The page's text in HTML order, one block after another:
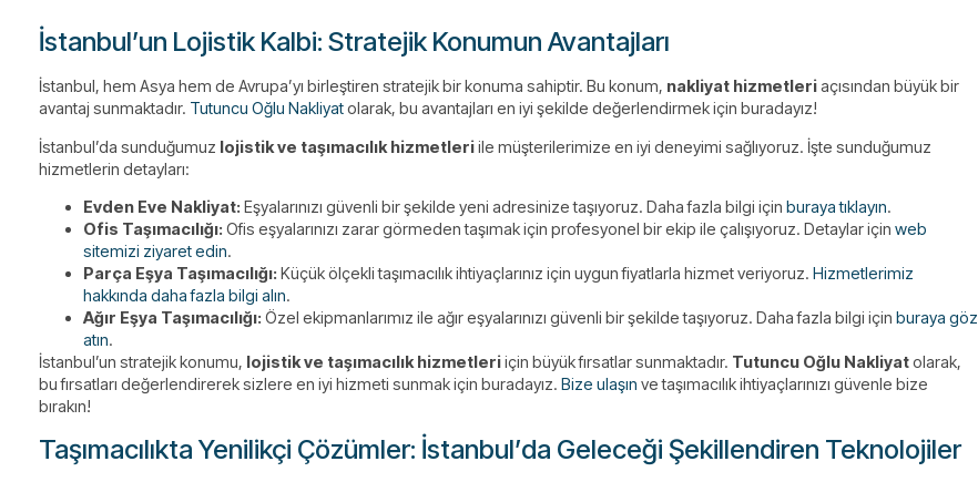
İstanbul’un Lojistik Kalbi: Stratejik Konumun Avantajları
İstanbul, hem Asya hem de Avrupa’yı birleştiren stratejik bir konuma sahiptir. Bu konum, nakliyat hizmetleriaçısından büyük bir
avantaj sunmaktadır. Tutuncu Oğlu Nakliyatolarak, bu avantajları en iyi şekilde değerlendirmek için buradayız!
İstanbul’da sunduğumuz lojistik ve taşımacılık hizmetleriile müşterilerimize en iyi deneyimi sağlıyoruz. İşte sunduğumuz
hizmetlerin detayları:
Evden Eve Nakliyat: Eşyalarınızı güvenli bir şekilde yeni adresinize taşıyoruz. Daha fazla bilgi için buraya tıklayın.
Ofis Taşımacılığı: Ofis eşyalarınızı zarar görmeden taşımak için profesyonel bir ekip ile çalışıyoruz. Detaylar için web
sitemizi ziyaret edin.
Parça Eşya Taşımacılığı: Küçük ölçekli taşımacılık ihtiyaçlarınız için uygun fiyatlarla hizmet veriyoruz. Hizmetlerimiz
hakkında daha fazla bilgi alın.
Ağır Eşya Taşımacılığı: Özel ekipmanlarımız ile ağır eşyalarınızı güvenli bir şekilde taşıyoruz. Daha fazla bilgi için buraya göz
atın.
İstanbul’un stratejik konumu, lojistik ve taşımacılık hizmetleriiçin büyük fırsatlar sunmaktadır. Tutuncu Oğlu Nakliyatolarak,
bu fırsatları değerlendirerek sizlere en iyi hizmeti sunmak için buradayız. Bize ulaşın ve taşımacılık ihtiyaçlarınızı güvenle bize
bırakın!
Taşımacılıkta Yenilikçi Çözümler: İstanbul’da Geleceği Şekillendiren Teknolojiler